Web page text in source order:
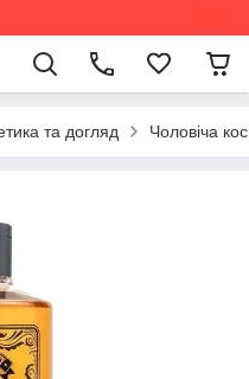
та догляд Чоловіча